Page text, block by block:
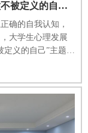
大学生心理发展协会举办“撕掉标签，做不被定义的自己”活动
确的自我认知，
大学生心理发展
定义的自己”主题外
员”，向过往同学
互动环节，展板
常见...